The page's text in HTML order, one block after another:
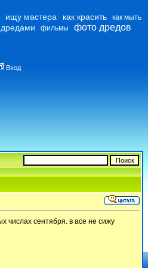
ищу мастера как красить
как мыть
фильмы фото дредов
Вход
числах сентября. в асе не сижу